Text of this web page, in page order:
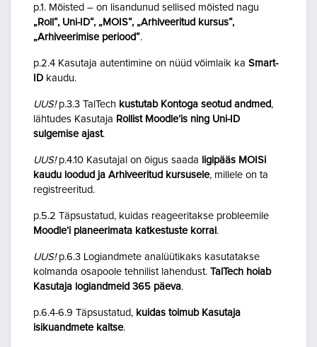
p.1. Mõisted – on lisandunud sellised mõisted nagu
„Roll“, Uni-ID“, „MOIS“, „Arhiveeritud kursus“,
„Arhiveerimise periood“.
p.2.4 Kasutaja autentimine on nüüd võimlaik ka Smart-
ID kaudu.
UUS!p.3.3 TalTech kustutab Kontoga seotud andmed,
lähtudes Kasutaja Rollist Moodle’is ning Uni-ID
sulgemise ajast.
UUS!p.4.10 Kasutajal on õigus saada ligipääs MOISi
kaudu loodud ja Arhiveeritud kursusele, millele on ta
registreeritud.
p.5.2 Täpsustatud, kuidas reageeritakse probleemile
Moodle’i planeerimata katkestuste korral .
UUS!p.6.3 Logiandmete analüütikaks kasutatakse
kolmanda osapoole tehnilist lahendust. TalTech hoiab
Kasutaja logiandmeid 365 päeva.
p.6.4-6.9 Täpsustatud, kuidas toimub Kasutaja
isikuandmete kaitse.